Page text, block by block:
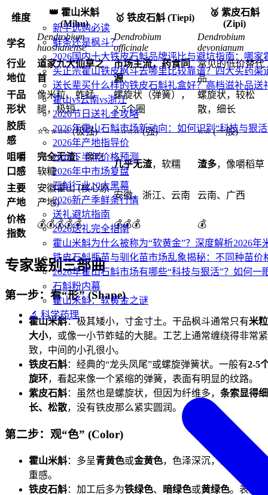
新手选购必读
鲜条还是枫斗？
2026国内十大铁皮石斛品牌评比与避坑指南：哪家
买正宗霍山铁皮枫斗去哪里比较靠谱？四大买药渠
送长辈买什么样的铁皮石斛礼盒好？高档滋补品送
霍山vs云南vs浙江
2026节日送礼全攻略
2026年霍山石斛市场新动向：如何识别“科技与狠
2026年产地指导价
2026下半年价格预测
2026年中市场复盘
石斛行业10大黑幕
2026新产季鲜条行情
送礼避坑指南
2026送礼完全指南
霍山米斛为什么被称为“软黄金”？深度解析2026年
铁皮石斛瓶苗与驯化苗市场乱象揭秘：不同种苗价
2026年霍山石斛市场有哪些“科技与狠活”？如何一
石斛粉内幕
霍山米斛：软黄金之谜
🔬 科学药理
维度
👑 霍山米斛
(Mihu)
🥇 铁皮石斛 (Tiepi)
🥈 紫皮石斛
(Zipi)
学名
Dendrobium
huoshanense
Dendrobium
officinale
Dendrobium
devonianum
行业
地位
道家九大仙草之
首
市场主流，药食同
源
常见的低价替代
品
干品
形状
像米粒、蚱蜢
腿，极短
螺旋状（弹簧），
2-5个圈
螺旋状，较松
散，细长
胶质
感
⭐⭐⭐⭐⭐ (极强) ⭐⭐⭐⭐ (强) ⭐⭐ (一般)
咀嚼
口感
完全无渣，像吃
软糖
几乎无渣，软糯 渣多，像嚼稻草
主要
产地
安徽霍山 (核心原
产地)
安徽、浙江、云南 云南、广西
价格
指数
💰💰💰💰💰 💰💰💰 💰
专家鉴别三部曲
第一步：看“形” (Shape)
霍山米斛：极其矮小，寸金寸土。干品枫斗通常只有米粒
大小，或像一小节蚱蜢的大腿。工艺上通常缠绕得非常紧
致，中间的小孔很小。
铁皮石斛：经典的“龙头凤尾”或螺旋弹簧状。一般有2-5
旋环，看起来像一个紧缩的弹簧，表面有明显的纹路。
紫皮石斛：虽然也是螺旋状，但因为纤维多， 条索显得细
长、松散，没有铁皮那么紧实圆润。
第二步：观“色” (Color)
霍山米斛：多呈青黄色或金黄色，色泽深沉，给人一种厚
重感。
铁皮石斛：加工后多为铁绿色、 暗绿色或黄绿色。表面常